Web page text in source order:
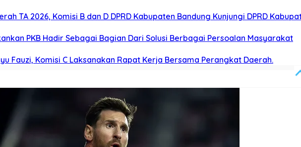
TA 2026, Komisi B dan D DPRD Kabupaten Bandung Kunjungi DPRD
PKB Hadir Sebagai Bagian Dari Solusi Berbagai Persoalan Masyarakat
Fauzi, Komisi C Laksanakan Rapat Kerja Bersama Perangkat Daerah.